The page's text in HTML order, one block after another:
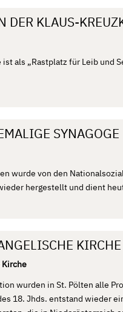
DER KLAUS-
als „Rastplatz für Leib und
SYNAGOGE
wurde von den
hergestellt und dient
KIRCHE
Kirche
wurden in St. Pölten alle
18. Jhds. entstand wieder